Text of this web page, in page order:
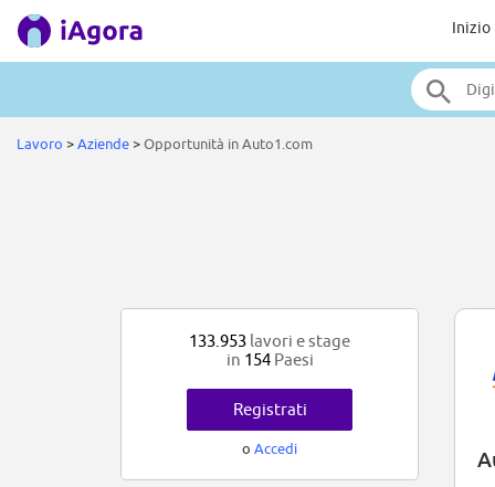
Inizio
Lavoro >Aziende>Opportunità in Auto1.com
133.953 lavori e stage
in 154Paesi
Registrati
o Accedi